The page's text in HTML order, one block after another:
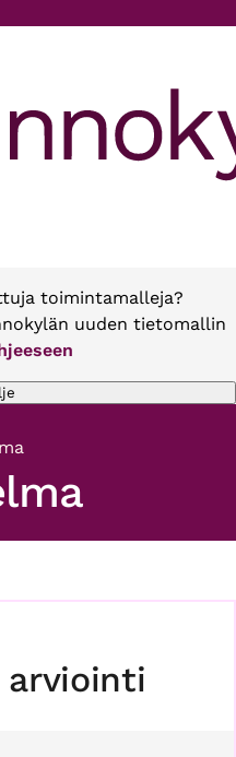
toimintamalleja?
uuden tietomallin
arviointi